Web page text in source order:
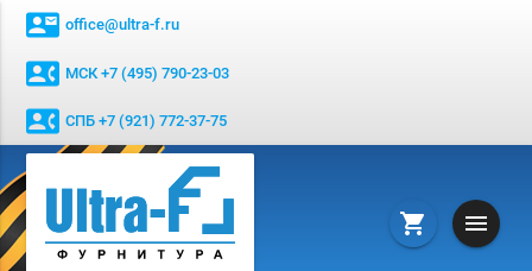
contact_mail office@ultra-f.ru
contact_phone МСК +7 (495) 790-23-03
contact_phone СПБ +7 (921) 772-37-75
shopping_cart menu